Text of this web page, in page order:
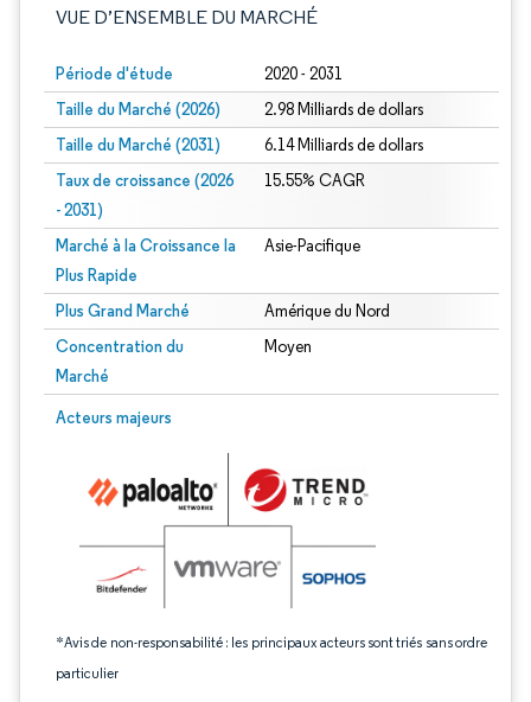
VUE D’ENSEMBLE DU MARCHÉ
Période d'étude 2020 - 2031
Taille du Marché (2026) 2.98 Milliards de dollars
Taille du Marché (2031) 6.14 Milliards de dollars
Taux de croissance (2026
- 2031)
15.55% CAGR
Marché à la Croissance la
Plus Rapide
Asie-Pacifique
Plus Grand Marché Amérique du Nord
Concentration du
Marché
Moyen
Acteurs majeurs
*Avis de non-responsabilité : les principaux acteurs sont triés sans ordre
particulier
Image © Mordor Intelligence. La réutilisation nécessite une attribution sous CC